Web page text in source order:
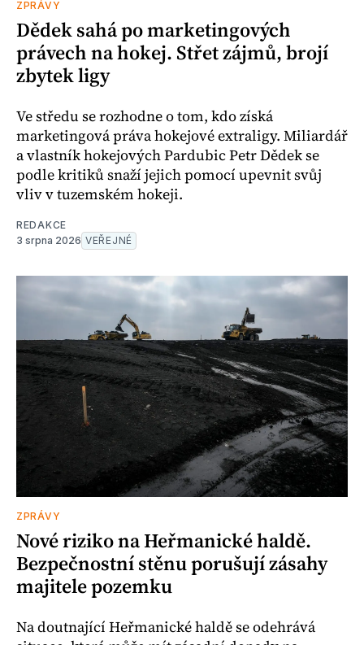
ZPRÁVY
Dědek sahá po marketingových
právech na hokej. Střet zájmů, brojí
zbytek ligy
Ve středu se rozhodne o tom, kdo získá
marketingová práva hokejové extraligy. Miliardář
a vlastník hokejových Pardubic Petr Dědek se
podle kritiků snaží jejich pomocí upevnit svůj
vliv v tuzemském hokeji.
REDAKCE
3 srpna 2026 VEŘEJNÉ
ZPRÁVY
Nové riziko na Heřmanické haldě.
Bezpečnostní stěnu porušují zásahy
majitele pozemku
Na doutnající Heřmanické haldě se odehrává